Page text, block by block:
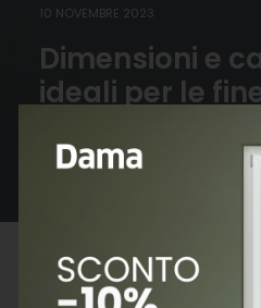
10 NOVEMBRE 2023
Dimensioni e
ideali per le
Le disposizioni riguardanti gli
alla data di pubblicazione